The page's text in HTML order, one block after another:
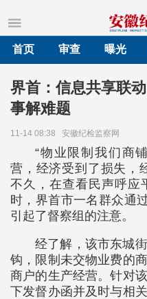
首页
审查 曝光
界首：信息共享联
事解难题
11-14 08:38 安徽纪检监察网
“物业限制我们商
营，经济受到了损失
不久，在查看民声呼应
时，界首市一名群众通
引起了督察组的注意。
经了解，该市东城
钩，限制未交物业费的
商户的生产经营。针对
下发督办函并及时与相